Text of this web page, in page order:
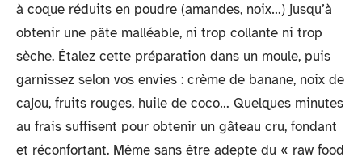
à coque réduits en poudre (amandes, noix…) jusqu’à
obtenir une pâte malléable, ni trop collante ni trop
sèche. Étalez cette préparation dans un moule, puis
garnissez selon vos envies : crème de banane, noix de
cajou, fruits rouges, huile de coco… Quelques minutes
au frais suffisent pour obtenir un gâteau cru, fondant
et réconfortant. Même sans être adepte du « raw food